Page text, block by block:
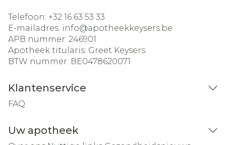
Telefoon: +32 16 63 53 33
E-mailadres: info@apotheekkeysers.be
APB nummer: 246901
Apotheek titularis: Greet Keysers
BTW nummer: BE0478620071
Klantenservice
FAQ
Uw apotheek